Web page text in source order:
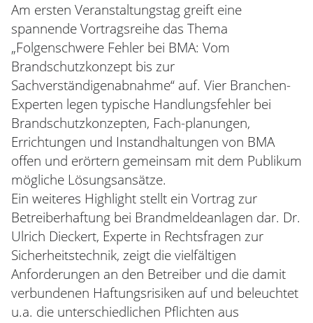
Am ersten Veranstaltungstag greift eine
spannende Vortragsreihe das Thema
„Folgenschwere Fehler bei BMA: Vom
Brandschutzkonzept bis zur
Sachverständigenabnahme“ auf. Vier Branchen-
Experten legen typische Handlungsfehler bei
Brandschutzkonzepten, Fach-planungen,
Errichtungen und Instandhaltungen von BMA
offen und erörtern gemeinsam mit dem Publikum
mögliche Lösungsansätze.
Ein weiteres Highlight stellt ein Vortrag zur
Betreiberhaftung bei Brandmeldeanlagen dar. Dr.
Ulrich Dieckert, Experte in Rechtsfragen zur
Sicherheitstechnik, zeigt die vielfältigen
Anforderungen an den Betreiber und die damit
verbundenen Haftungsrisiken auf und beleuchtet
u.a. die unterschiedlichen Pflichten aus